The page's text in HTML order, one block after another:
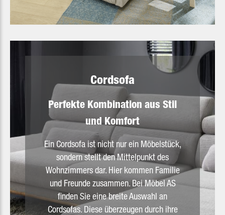
Cordsofa
Perfekte Kombination aus Stil
und Komfort
Ein Cordsofa ist nicht nur ein Möbelstück,
sondern stellt den Mittelpunkt des
Wohnzimmers dar. Hier kommen Familie
und Freunde zusammen. Bei Möbel AS
finden Sie eine breite Auswahl an
Cordsofas. Diese überzeugen durch ihre